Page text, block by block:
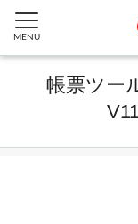
MENU
帳票ツー